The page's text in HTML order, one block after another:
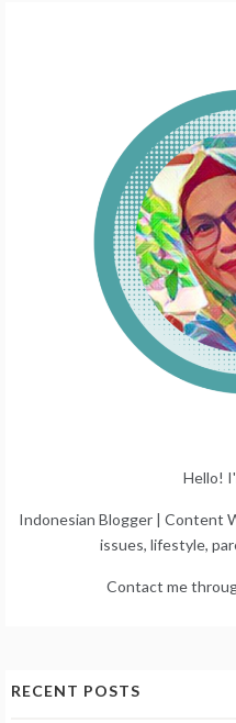
Hello!
Indonesian Blogger | Content
issues, lifestyle,
Contact me
RECENT POSTS